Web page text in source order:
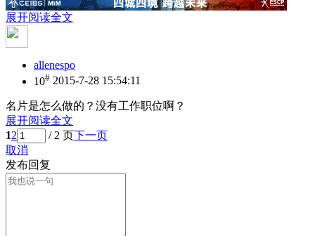
展开阅读全文
allenespo
10# 2015-7-28 15:54:11
名片是怎么做的？没有工作职位啊？
展开阅读全文
12 / 2 页下一页
取消
发布回复